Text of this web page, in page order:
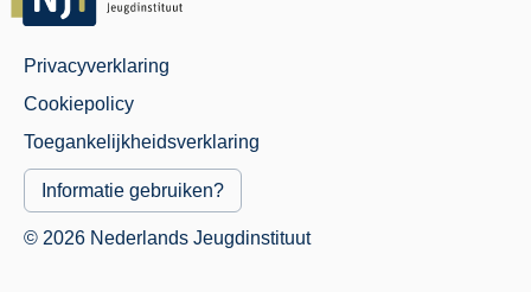
Juridisch
Menu
Privacyverklaring
Cookiepolicy
Toegankelijkheidsverklaring
Informatie gebruiken?
© 2026 Nederlands Jeugdinstituut